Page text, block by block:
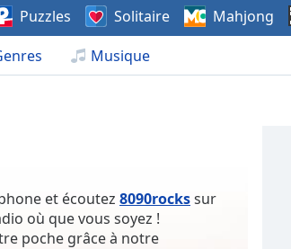
Musique
Puzzles Solitaire Mahjong
et écoutez 8090rockssur
où que vous soyez !
poche grâce à notre